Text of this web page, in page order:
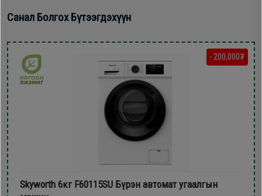
Санал Болгох Бүтээгдэхүүн
- 200,000₮
Skyworth 6кг F60115SU Бүрэн автомат угаалгын